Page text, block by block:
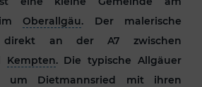
Oberallgäu. Der malerische
direkt an der A7 zwischen
Kempten. Die typische Allgäuer
um Dietmannsried mit ihren